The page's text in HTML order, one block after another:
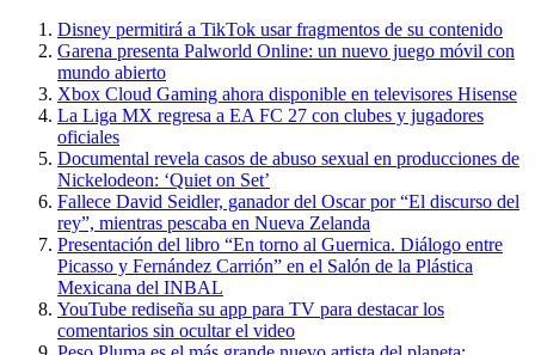
Disney permitirá a TikTok usar fragmentos de su contenido
Garena presenta Palworld Online: un nuevo juego móvil con
mundo abierto
Xbox Cloud Gaming ahora disponible en televisores Hisense
La Liga MX regresa a EA FC 27 con clubes y jugadores
oficiales
Documental revela casos de abuso sexual en producciones de
Nickelodeon: ‘Quiet on Set’
Fallece David Seidler, ganador del Oscar por “El discurso del
rey”, mientras pescaba en Nueva Zelanda
Presentación del libro “En torno al Guernica. Diálogo entre
Picasso y Fernández Carrión” en el Salón de la Plástica
Mexicana del INBAL
YouTube rediseña su app para TV para destacar los
comentarios sin ocultar el video